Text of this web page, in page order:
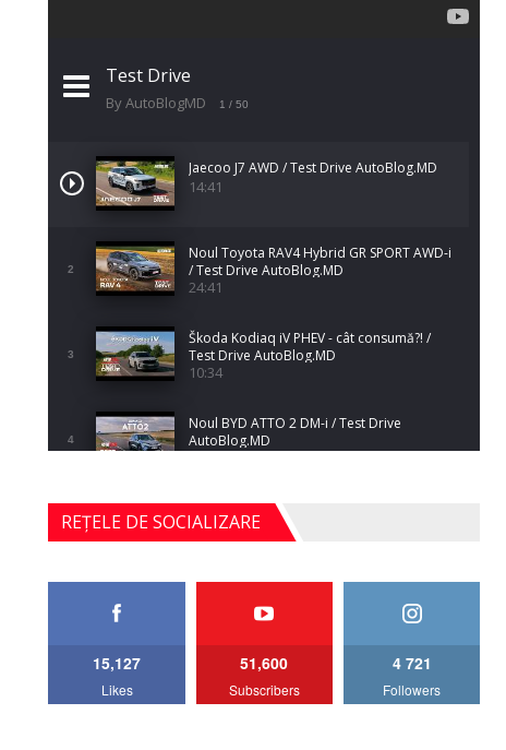
Test Drive
By AutoBlogMD 1 / 50
Jaecoo J7 AWD / Test Drive AutoBlog.MD
14:41
2
Noul Toyota RAV4 Hybrid GR SPORT AWD-i
/ Test Drive AutoBlog.MD
24:41
3
Škoda Kodiaq iV PHEV - cât consumă?! /
Test Drive AutoBlog.MD
10:34
4
Noul BYD ATTO 2 DM-i / Test Drive
AutoBlog.MD
5
Noul Mercedes-Benz S-Class facelift (S 580
4MATIC V223) / Test Drive AutoBlog.MD
27:33
AutoBlog.MD
REȚELE DE SOCIALIZARE
15,127
Likes
51,600
Subscribers
4 721
Followers